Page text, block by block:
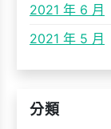
2021 年 6 月
2021 年 5 月
分類